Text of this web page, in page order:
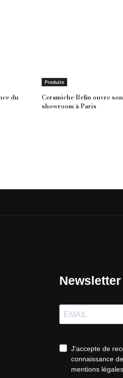
du
Produits
Ceramiche Refin ouvre son
showroom à Paris